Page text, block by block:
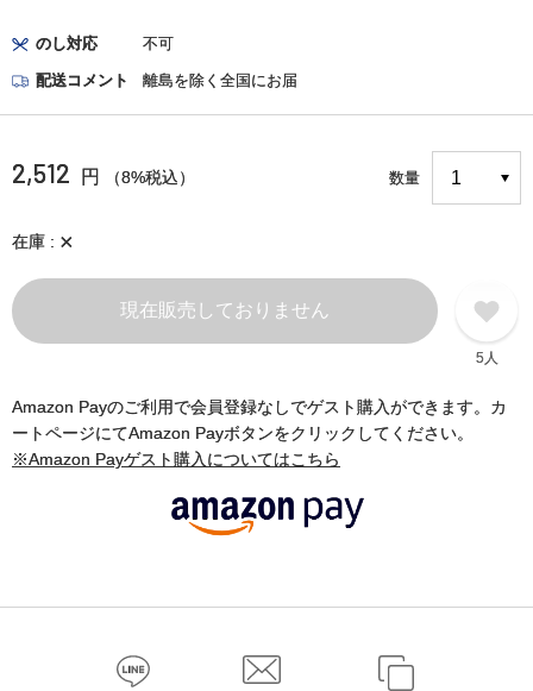
のし対応 不可
配送コメント 離島を除く全国にお届
2,512 円 （8%税込） 数量
在庫 ×
現在販売しておりません
5人
Amazon Payのご利用で会員登録なしでゲスト購入ができます。カ
ートページにてAmazon Payボタンをクリックしてください。
※Amazon Payゲスト購入についてはこちら